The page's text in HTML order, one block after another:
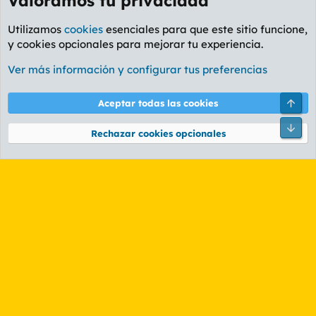
Foro General
Cookies
PL OLDSTYLE AMARILLO
Términos y reglas Política de privacidad Ayuda
Community platform by XenForo® © 2010-2026 XenForo Ltd.
Utilizamos cookies esenciales para que este sitio funcione,
y cookies opcionales para mejorar tu experiencia.
Ver más información y configurar tus preferencias
Aceptar todas las cookies
Rechazar cookies opcionales
Pie